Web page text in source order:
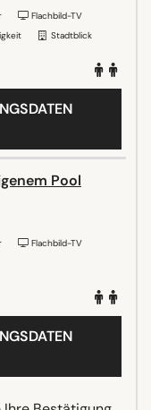
Flachbild-TV
Stadtblick
Pool
Flachbild-TV